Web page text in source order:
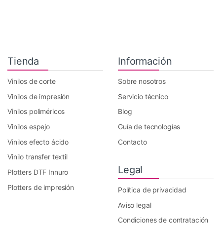
Tienda
Vinilos de corte
Vinilos de impresión
Vinilos poliméricos
Vinilos espejo
Vinilos efecto ácido
Vinilo transfer textil
Plotters DTF Innuro
Plotters de impresión
Información
Sobre nosotros
Servicio técnico
Blog
Guía de tecnologías
Contacto
Legal
Política de privacidad
Aviso legal
Condiciones de contratación